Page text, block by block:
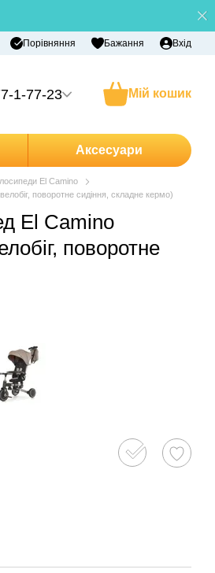
Порівняння Бажання Вхід
1-77-23 Мій кошик
Аксесуари
El Camino
поворотне сидіння, складне кермо)
El Camino
поворотне